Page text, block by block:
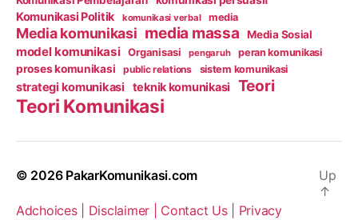
Komunikasi Politik komunikasi verbal media
Media komunikasi media massa Media Sosial
model komunikasi Organisasi pengaruh peran komunikasi
proses komunikasi public relations sistem komunikasi
strategi komunikasi teknik komunikasi Teori
Teori Komunikasi
© 2026 PakarKomunikasi.com
Adchoices | Disclaimer | Contact Us | Privacy
Up
↑